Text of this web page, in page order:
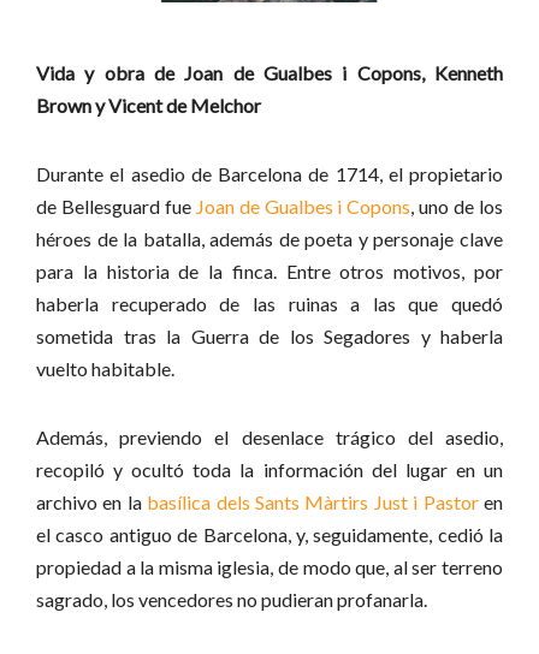
Vida y obra de Joan de Gualbes i Copons, Kenneth
Brown y Vicent de Melchor
Durante el asedio de Barcelona de 1714, el propietario
de Bellesguard fueJoan de Gualbes i Copons , uno de los
héroes de la batalla, además de poeta y personaje clave
para la historia de la finca. Entre otros motivos, por
haberla recuperado de las ruinas a las que quedó
sometida tras la Guerra de los Segadores y haberla
vuelto habitable.
Además, previendo el desenlace trágico del asedio,
recopiló y ocultó toda la información del lugar en un
archivo en la basílica dels Sants Màrtirs Just i Pastoren
el casco antiguo de Barcelona, y, seguidamente, cedió la
propiedad a la misma iglesia, de modo que, al ser terreno
sagrado, los vencedores no pudieran profanarla.